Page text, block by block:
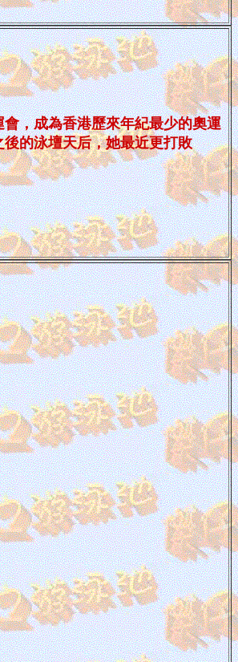
，成為香港歷來年紀最少的奧運
的泳壇天后，她最近更打敗